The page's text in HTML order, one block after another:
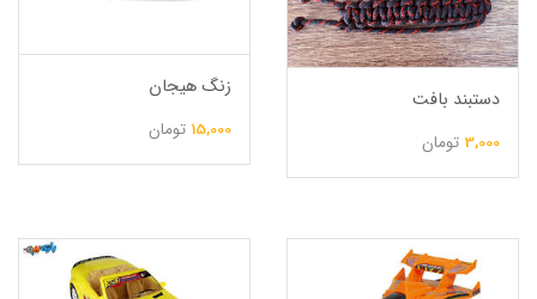
دستبند بافت
3,000 تومان
زنگ هیجان
15,000 تومان